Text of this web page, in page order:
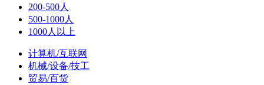
200-500人
500-1000人
1000人以上
计算机/互联网
机械/设备/技工
贸易/百货